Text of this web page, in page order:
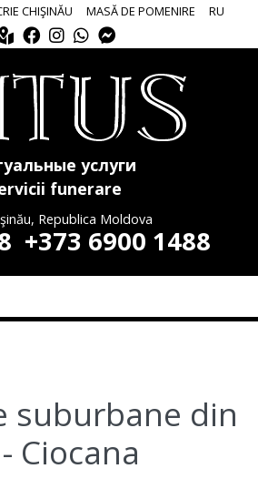
CHIŞINĂU MASĂ DE POMENIRE RU
услуги
funerare
Republica Moldova
+373 6900 1488
suburbane din
Ciocana